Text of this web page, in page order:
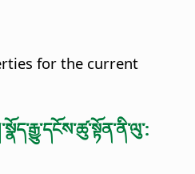
for the current